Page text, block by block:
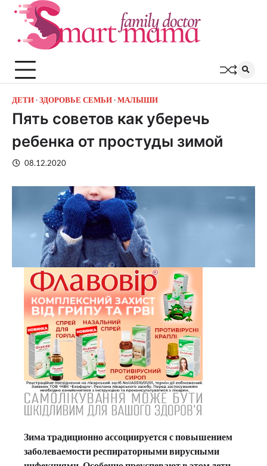
Перейти
содержимому
ДЕТИ ЗДОРОВЬЕ СЕМЬИ МАЛЫШИ
Пять советов как уберечь
ребенка от простуды зимой
08.12.2020
Зима традиционно ассоциируется с повышением
заболеваемости респираторными вирусными